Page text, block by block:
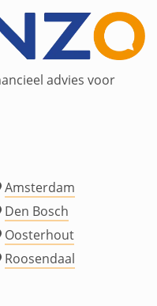
advies voor
Amsterdam
Den Bosch
Oosterhout
Roosendaal